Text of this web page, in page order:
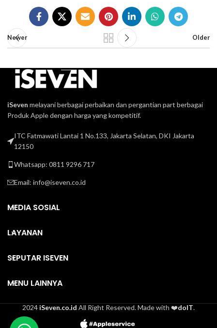
Newer Older
iSeven melayani berbagai perbaikan dan pergantian part berbagai
Produk Apple dengan harga yang kompetitif.
ITC Fatmawati Lantai 1 No.133, Jakarta Selatan, DKI Jakarta
12150
Whatsapp: 0811 9296 717
Email: info@iseven.co.id
MEDIA SOSIAL
LAYANAN
SEPUTAR ISEVEN
MENU LAINNYA
2024 iSeven.co.id All Right Reserved. Made with ❤️doIT.